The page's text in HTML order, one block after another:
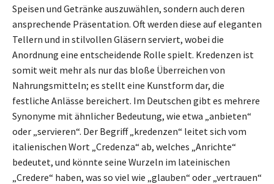
Speisen und Getränke auszuwählen, sondern auch deren
ansprechende Präsentation. Oft werden diese auf eleganten
Tellern und in stilvollen Gläsern serviert, wobei die
Anordnung eine entscheidende Rolle spielt. Kredenzen ist
somit weit mehr als nur das bloße Überreichen von
Nahrungsmitteln; es stellt eine Kunstform dar, die
festliche Anlässe bereichert. Im Deutschen gibt es mehrere
Synonyme mit ähnlicher Bedeutung, wie etwa „anbieten“
oder „servieren“. Der Begriff „kredenzen“ leitet sich vom
italienischen Wort „Credenza“ ab, welches „Anrichte“
bedeutet, und könnte seine Wurzeln im lateinischen
„Credere“ haben, was so viel wie „glauben“ oder „vertrauen“